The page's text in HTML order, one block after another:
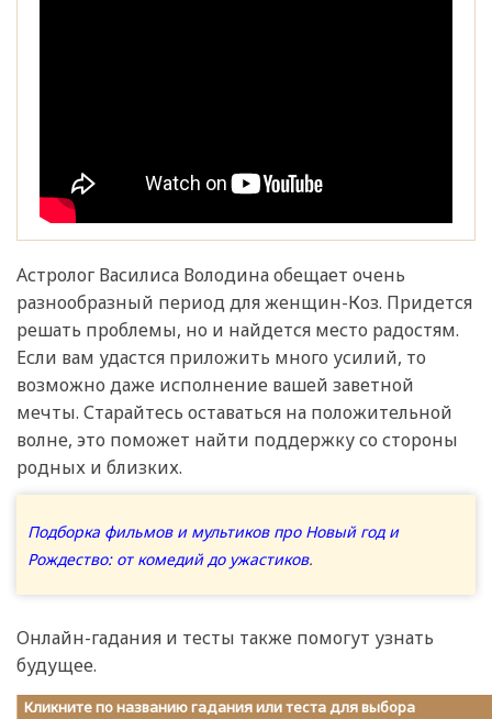
Астролог Василиса Володина обещает очень
разнообразный период для женщин-Коз. Придется
решать проблемы, но и найдется место радостям.
Если вам удастся приложить много усилий, то
возможно даже исполнение вашей заветной
мечты. Старайтесь оставаться на положительной
волне, это поможет найти поддержку со стороны
родных и близких.
Подборка фильмов и мультиков про Новый год и
Рождество: от комедий до ужастиков.
Онлайн-гадания и тесты также помогут узнать
будущее.
Кликните по названию гадания или теста для выбора